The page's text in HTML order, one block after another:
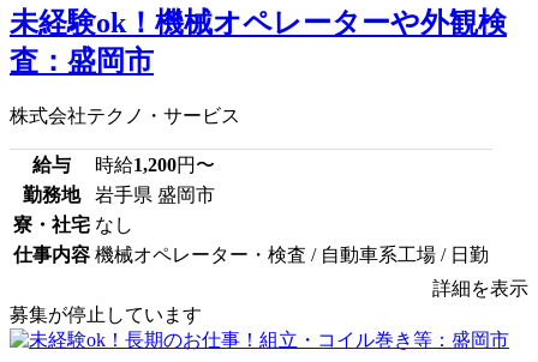
未経験ok！機械オペレーターや外観検
査：盛岡市
株式会社テクノ・サービス
給与 時給1,200円〜
勤務地
岩手県 盛岡市
寮・社宅 なし
仕事内容 機械オペレーター・検査 / 自動車系工場 / 日勤
詳細を表示
募集が停止しています